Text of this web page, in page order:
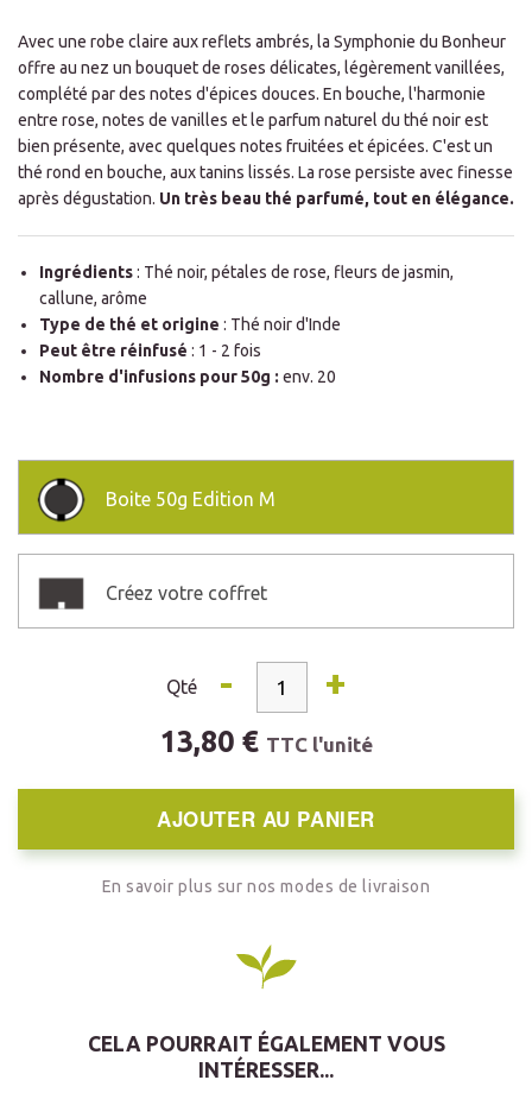
Avec une robe claire aux reflets ambrés, la Symphonie du Bonheur
offre au nez un bouquet de roses délicates, légèrement vanillées,
complété par des notes d'épices douces. En bouche, l'harmonie
entre rose, notes de vanilles et le parfum naturel du thé noir est
bien présente, avec quelques notes fruitées et épicées. C'est un
thé rond en bouche, aux tanins lissés. La rose persiste avec finesse
après dégustation. Un très beau thé parfumé, tout en élégance.
Ingrédients: Thé noir, pétales de rose, fleurs de jasmin,
callune, arôme
Type de thé et origine : Thé noir d'Inde
Peut être réinfusé : 1 - 2 fois
Nombre d'infusions pour 50g : env. 20
Boite 50g Edition M
Créez votre coffret
Qté - +
13,80 € TTC l'unité
AJOUTER AU PANIER
En savoir plus sur nos modes de livraison
CELA POURRAIT ÉGALEMENT VOUS
INTÉRESSER...